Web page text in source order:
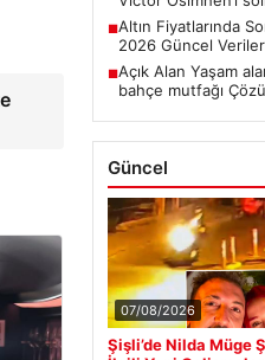
■Altın Fiyatlarında
2026 Güncel
■Açık Alan Yaşam
bahçe mutfağı
Güncel
07/08/2026
Şişli’de Nilda Müge